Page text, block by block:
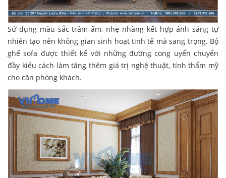
Sử dụng màu sắc trầm ấm, nhẹ nhàng kết hợp ánh sáng tự
nhiên tạo nên không gian sinh hoạt tinh tế mà sang trọng. Bộ
ghế sofa được thiết kế với những đường cong uyển chuyển
đầy kiểu cách làm tăng thêm giá trị nghệ thuật, tính thẩm mỹ
cho căn phòng khách.